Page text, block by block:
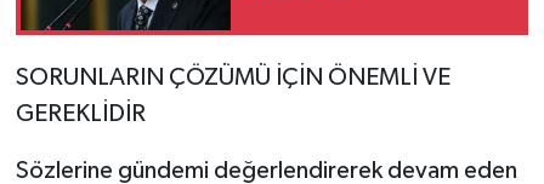
SORUNLARIN ÇÖZÜMÜ İÇİN ÖNEMLİ VE
GEREKLİDİR
Sözlerine gündemi değerlendirerek devam eden